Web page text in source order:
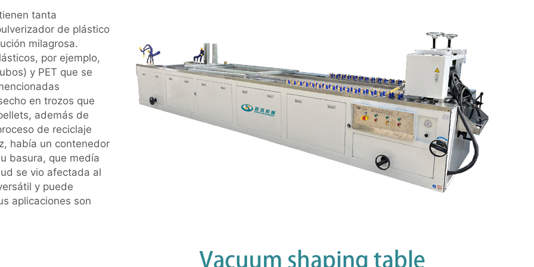
tanta
de plástico
milagrosa.
por ejemplo,
y PET que se
en trozos que
además de
de reciclaje
había un contenedor
basura, que medía
se vio afectada al
y puede
aplicaciones son